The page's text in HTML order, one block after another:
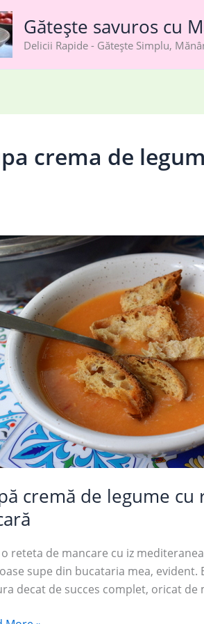
Gătește savuros cu
Delicii Rapide - Gătește Simplu,
crema de
cremă de legume
o reteta de mancare cu iz
supe din bucataria mea,
decat de succes complet, oricat